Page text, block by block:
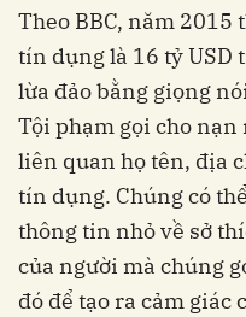
Theo BBC, năm 2015
tín dụng là 16 tỷ USD
lừa đảo bằng giọng
Tội phạm gọi cho
liên quan họ tên, địa
tín dụng. Chúng có
thông tin nhỏ về sở
của người mà chúng
đó để tạo ra cảm giác